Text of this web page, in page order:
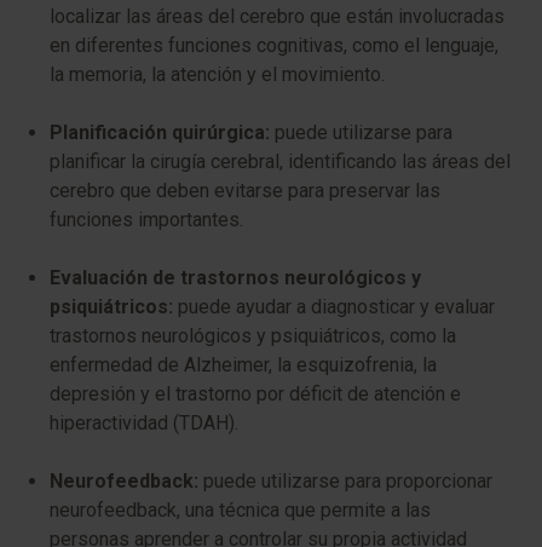
localizar las áreas del cerebro que están involucradas
en diferentes funciones cognitivas, como el lenguaje,
la memoria, la atención y el movimiento.
Planificación quirúrgica: puede utilizarse para
planificar la cirugía cerebral, identificando las áreas del
cerebro que deben evitarse para preservar las
funciones importantes.
Evaluación de trastornos neurológicos y
psiquiátricos: puede ayudar a diagnosticar y evaluar
trastornos neurológicos y psiquiátricos, como la
enfermedad de Alzheimer, la esquizofrenia, la
depresión y el trastorno por déficit de atención e
hiperactividad (TDAH).
Neurofeedback: puede utilizarse para proporcionar
neurofeedback, una técnica que permite a las
personas aprender a controlar su propia actividad